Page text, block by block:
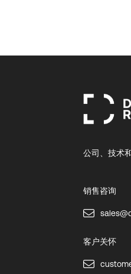
公司、技术
销售咨询
客户关怀